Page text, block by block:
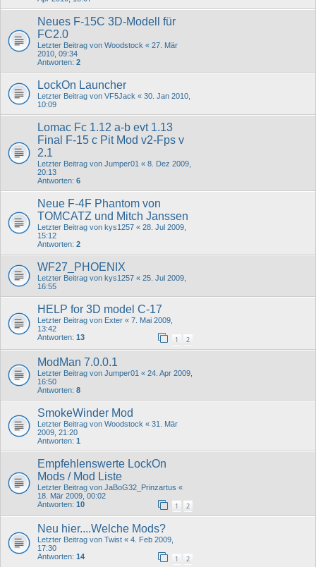
Neues F-15C 3D-Modell für
FC2.0
Letzter Beitrag von Woodstock « 27. Mär
2010, 09:34
Antworten: 2
LockOn Launcher
Letzter Beitrag von VF5Jack « 30. Jan 2010,
10:09
Lomac Fc 1.12 a-b evt 1.13
Final F-15 c Pit Mod v2-Fps v
2.1
Letzter Beitrag von Jumper01 « 8. Dez 2009,
20:13
Antworten: 6
Neue F-4F Phantom von
TOMCATZ und Mitch Janssen
Letzter Beitrag von kys1257 « 28. Jul 2009,
15:12
Antworten: 2
WF27_PHOENIX
Letzter Beitrag von kys1257 « 25. Jul 2009,
16:55
HELP for 3D model C-17
Letzter Beitrag von Exter « 7. Mai 2009,
13:42
Antworten: 13 1 2
ModMan 7.0.0.1
Letzter Beitrag von Jumper01 « 24. Apr 2009,
16:50
Antworten: 8
SmokeWinder Mod
Letzter Beitrag von Woodstock « 31. Mär
2009, 21:20
Antworten: 1
Empfehlenswerte LockOn
Mods / Mod Liste
Letzter Beitrag von JaBoG32_Prinzartus «
18. Mär 2009, 00:02
Antworten: 10 1 2
Neu hier....Welche Mods?
Letzter Beitrag von Twist « 4. Feb 2009,
17:30
Antworten: 14 1 2